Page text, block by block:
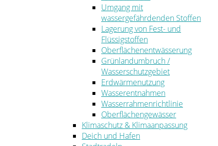
Umgang mit
wassergefährdenden Stoffen
Lagerung von Fest- und
Flüssigstoffen
Oberflächenentwässerung
Grünlandumbruch /
Wasserschutzgebiet
Erdwärmenutzung
Wasserentnahmen
Wasserrahmenrichtlinie
Oberflächengewässer
Klimaschutz & Klimaanpassung
Deich und Hafen